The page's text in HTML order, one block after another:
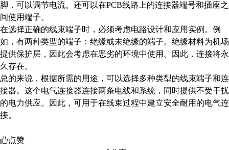
脚，可以调节电流。还可以在PCB线路上的连接器端号和插座之
间使用端子。
在选择正确的线束端子时，必须考虑电路设计和应用实例。例
如，有两种类型的端子：绝缘或未绝缘的端子。绝缘材料为机场
提供保护层，因此会考虑在恶劣的环境中使用。因此，连接将永
久存在。
总的来说，根据所需的用途，可以选择多种类型的线束端子和连
接器。这个电气连接器连接两条电线和系统，同时提供不受干扰
的电力供应。因此，可用于在线束过程中建立安全耐用的电气连
接。
点赞